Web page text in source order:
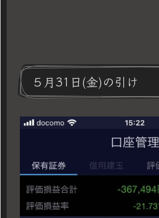
５月31日(金)の引け